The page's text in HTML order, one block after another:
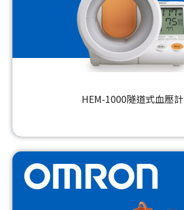
HEM-1000隧道式血壓計